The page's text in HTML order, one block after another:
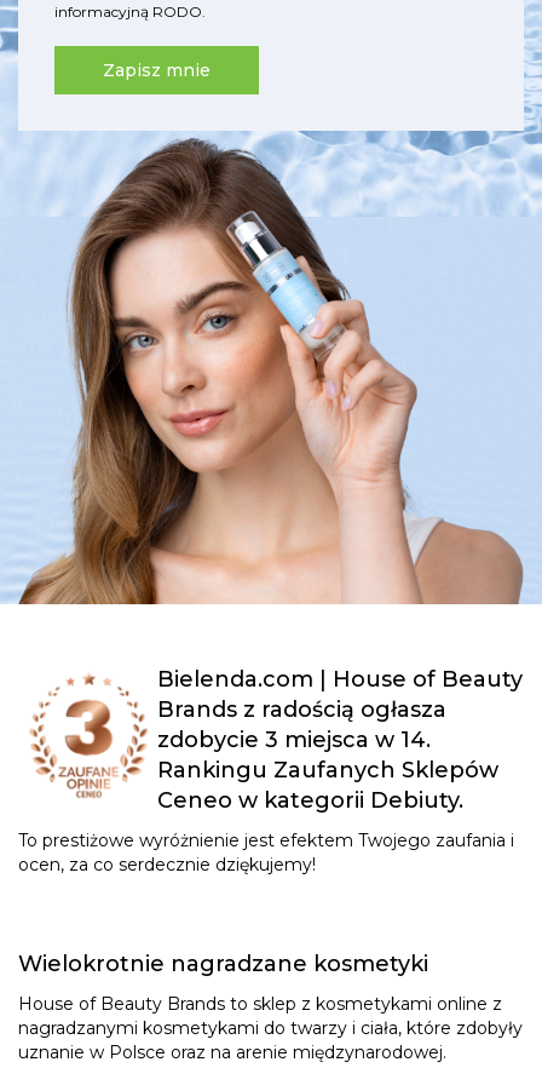
informacyjną RODO.
Zapisz mnie
Bielenda.com | House of Beauty
Brands z radością ogłasza
zdobycie 3 miejsca w 14.
Rankingu Zaufanych Sklepów
Ceneo w kategorii Debiuty.
To prestiżowe wyróżnienie jest efektem Twojego zaufania i
ocen, za co serdecznie dziękujemy!
Wielokrotnie nagradzane kosmetyki
House of Beauty Brands to sklep z kosmetykami online z
nagradzanymi kosmetykami do twarzy i ciała, które zdobyły
uznanie w Polsce oraz na arenie międzynarodowej.